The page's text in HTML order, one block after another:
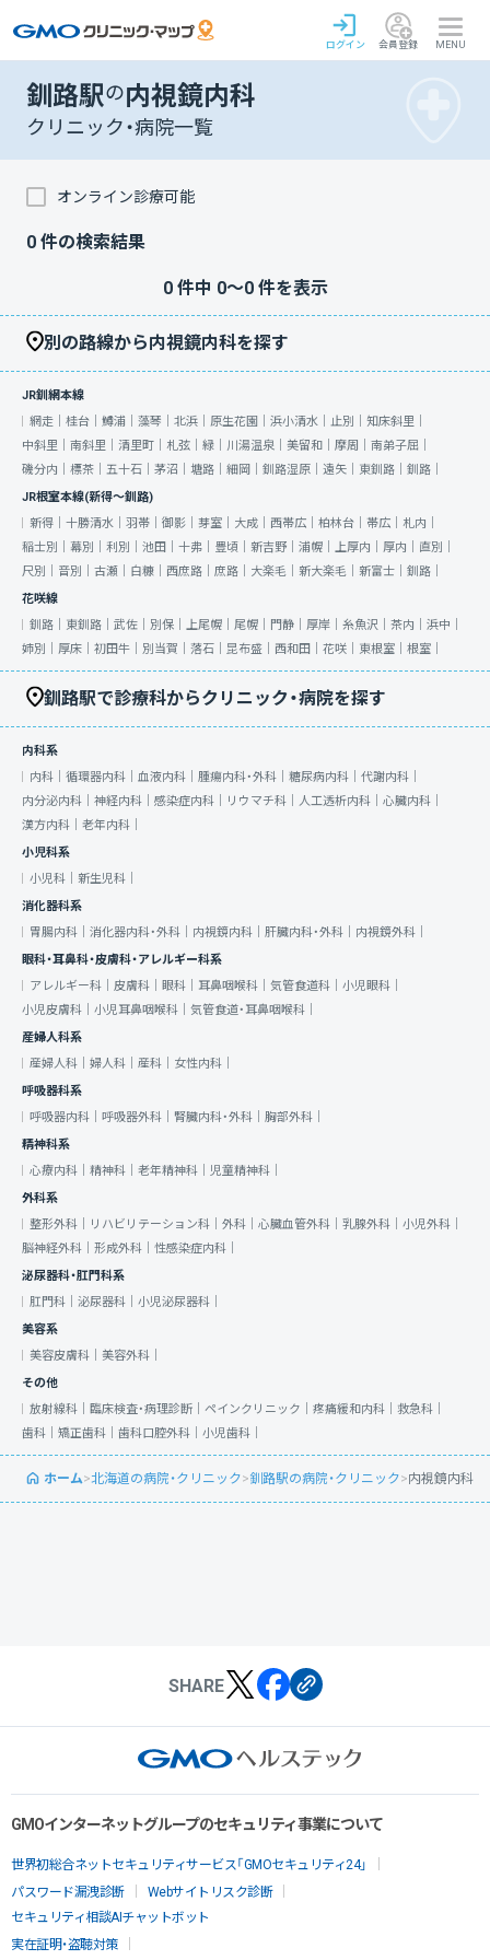
ログイン 会員登録 MENU
釧路駅の内視鏡内科
クリニック・病院一覧
オンライン診療可能
0 件の検索結果
0件中 0〜0件を表示
別の路線から内視鏡内科を探す
JR釧網本線
網走｜ 桂台｜ 鱒浦｜ 藻琴｜ 北浜｜ 原生花園｜ 浜小清水｜ 止別｜ 知床斜里｜
中斜里｜ 南斜里｜ 清里町｜ 札弦｜ 緑｜ 川湯温泉｜ 美留和｜ 摩周｜ 南弟子屈｜
磯分内｜ 標茶｜ 五十石｜ 茅沼｜ 塘路｜ 細岡｜ 釧路湿原｜ 遠矢｜ 東釧路｜ 釧路｜
JR根室本線(新得～釧路)
新得｜ 十勝清水｜ 羽帯｜ 御影｜ 芽室｜ 大成｜ 西帯広｜ 柏林台｜ 帯広｜ 札内｜
稲士別｜ 幕別｜ 利別｜ 池田｜ 十弗｜ 豊頃｜ 新吉野｜ 浦幌｜ 上厚内｜ 厚内｜ 直別｜
尺別｜ 音別｜ 古瀬｜ 白糠｜ 西庶路｜ 庶路｜ 大楽毛｜ 新大楽毛｜ 新富士｜ 釧路｜
花咲線
釧路｜ 東釧路｜ 武佐｜ 別保｜ 上尾幌｜ 尾幌｜ 門静｜ 厚岸｜ 糸魚沢｜ 茶内｜ 浜中｜
姉別｜ 厚床｜ 初田牛｜ 別当賀｜ 落石｜ 昆布盛｜ 西和田｜ 花咲｜ 東根室｜ 根室｜
釧路駅で診療科からクリニック・病院を探す
内科系
内科｜ 循環器内科｜ 血液内科｜ 腫瘍内科・外科｜ 糖尿病内科｜ 代謝内科｜
内分泌内科｜ 神経内科｜ 感染症内科｜ リウマチ科｜ 人工透析内科｜ 心臓内科｜
漢方内科｜ 老年内科｜
小児科系
小児科｜ 新生児科｜
消化器科系
胃腸内科｜ 消化器内科・外科｜ 内視鏡内科｜ 肝臓内科・外科｜ 内視鏡外科｜
眼科・耳鼻科・皮膚科・アレルギー科系
アレルギー科｜ 皮膚科｜ 眼科｜ 耳鼻咽喉科｜ 気管食道科｜ 小児眼科｜
小児皮膚科｜ 小児耳鼻咽喉科｜ 気管食道・耳鼻咽喉科｜
産婦人科系
産婦人科｜ 婦人科｜ 産科｜ 女性内科｜
呼吸器科系
呼吸器内科｜ 呼吸器外科｜ 腎臓内科・外科｜ 胸部外科｜
精神科系
心療内科｜ 精神科｜ 老年精神科｜ 児童精神科｜
外科系
整形外科｜
リハビリテーション科｜ 外科｜ 心臓血管外科｜ 乳腺外科｜ 小児外科｜
脳神経外科｜ 形成外科｜ 性感染症内科｜
泌尿器科・肛門科系
肛門科｜ 泌尿器科｜ 小児泌尿器科｜
美容系
美容皮膚科｜ 美容外科｜
その他
放射線科｜ 臨床検査・病理診断｜ ペインクリニック｜ 疼痛緩和内科｜ 救急科｜
歯科｜ 矯正歯科｜ 歯科口腔外科｜ 小児歯科｜
ホーム>北海道の病院・クリニック>釧路駅の病院・クリニック>内視鏡内科
SHARE
GMOインターネットグループのセキュリティ事業について
世界初総合ネットセキュリティサービス「GMOセキュリティ24」
パスワード漏洩診断
Webサイトリスク診断
セキュリティ相談AIチャットボット
実在証明・盗聴対策